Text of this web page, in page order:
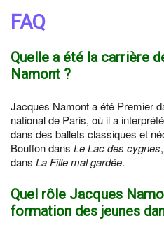
FAQ
Quelle a été la carrière
Namont ?
Jacques Namont a été Premier
national de Paris, où il a
dans des ballets classiques et
Bouffon dans Le Lac des cygnes
dans La Fille mal gardée.
Quel rôle Jacques
formation des jeunes